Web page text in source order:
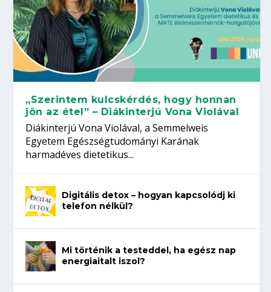
„Szerintem kulcskérdés, hogy honnan
jön az étel” – Diákinterjú Vona Violával
Diákinterjú Vona Violával, a Semmelweis
Egyetem Egészségtudományi Karának
harmadéves dietetikus...
Digitális detox – hogyan kapcsolódj ki
telefon nélkül?
Mi történik a testeddel, ha egész nap
energiaitalt iszol?